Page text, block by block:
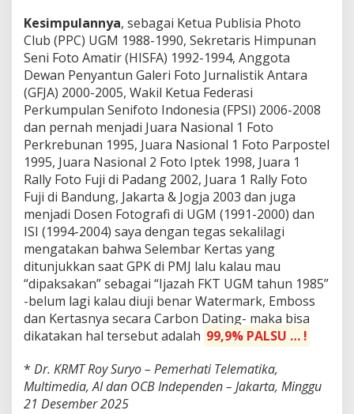
Kesimpulannya, sebagai Ketua Publisia Photo
Club (PPC) UGM 1988-1990, Sekretaris Himpunan
Seni Foto Amatir (HISFA) 1992-1994, Anggota
Dewan Penyantun Galeri Foto Jurnalistik Antara
(GFJA) 2000-2005, Wakil Ketua Federasi
Perkumpulan Senifoto Indonesia (FPSI) 2006-2008
dan pernah menjadi Juara Nasional 1 Foto
Perkrebunan 1995, Juara Nasional 1 Foto Parpostel
1995, Juara Nasional 2 Foto Iptek 1998, Juara 1
Rally Foto Fuji di Padang 2002, Juara 1 Rally Foto
Fuji di Bandung, Jakarta & Jogja 2003 dan juga
menjadi Dosen Fotografi di UGM (1991-2000) dan
ISI (1994-2004) saya dengan tegas sekalilagi
mengatakan bahwa Selembar Kertas yang
ditunjukkan saat GPK di PMJ lalu kalau mau
“dipaksakan” sebagai “Ijazah FKT UGM tahun 1985”
-belum lagi kalau diuji benar Watermark, Emboss
dan Kertasnya secara Carbon Dating- maka bisa
dikatakan hal tersebut adalah 99,9% PALSU … !
* Dr. KRMT Roy Suryo – Pemerhati Telematika,
Multimedia, AI dan OCB Independen – Jakarta, Minggu
21 Desember 2025